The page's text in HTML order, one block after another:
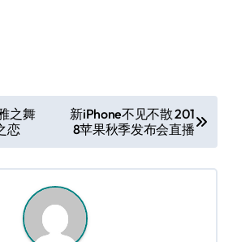
之舞
恋
新iPhone不见不散 201
8苹果秋季发布会直播